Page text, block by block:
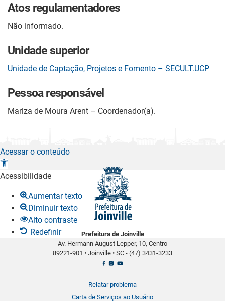
Atos regulamentadores
Não informado.
Unidade superior
Unidade de Captação, Projetos e Fomento – SECULT.UCP
Pessoa responsável
Mariza de Moura Arent – Coordenador(a).
Prefeitura de Joinville
Av. Hermann August Lepper, 10, Centro
89221-901 • Joinville • SC - (47) 3431-3233
Relatar problema
Carta de Serviços ao Usuário
Acessar o conteúdo
A
b
Acessibilidade
Aumentar texto
Diminuir texto
Alto contraste
Redefinir